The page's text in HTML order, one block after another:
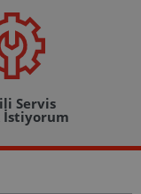
Servis
İstiyorum